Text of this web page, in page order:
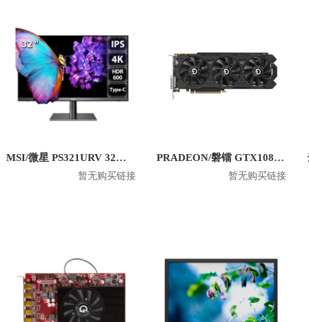
MSI/微星 PS321URV 32英寸4K显示屏
暂无购买链接
PRADEON/磐镭 GTX1080TI 8G 台式机电竞显卡
暂无购买链接